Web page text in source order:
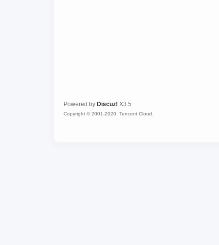
Powered by Discuz! X3.5
Copyright © 2001-2020, Tencent Cloud.